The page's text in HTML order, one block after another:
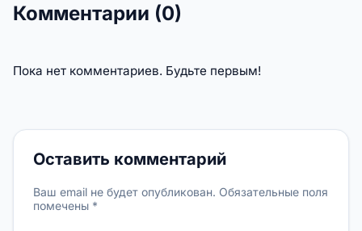
Комментарии (0)
Пока нет комментариев. Будьте первым!
Оставить комментарий
Ваш email не будет опубликован. Обязательные поля
помечены *